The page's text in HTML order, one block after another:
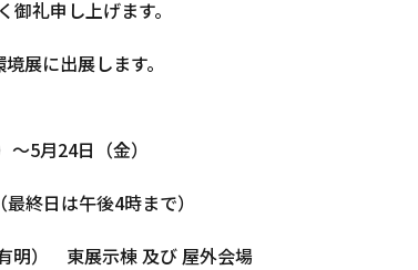
礼申し上げます。
展に出展します。
5月24日（金）
終日は午後4時まで）
明） 東展示棟 及び 屋外会場